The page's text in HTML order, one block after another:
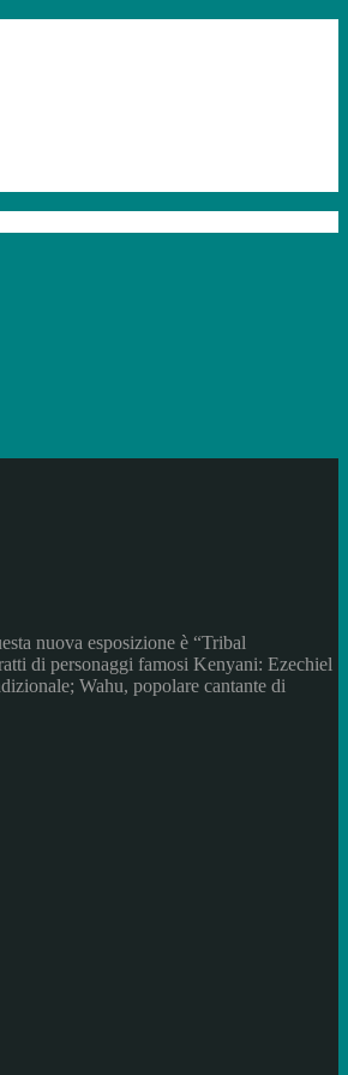
nuova esposizione è “Tribal
di personaggi famosi Kenyani: Ezechiel
Wahu, popolare cantante di